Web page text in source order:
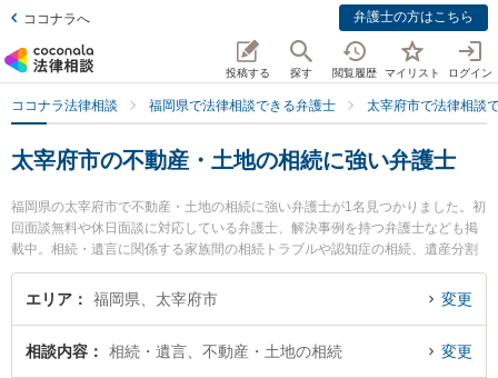
ココナラへ 弁護士の方はこちら
投稿する 探す 閲覧履歴 マイリスト ログイン
ココナラ法律相談 福岡県で法律相談できる弁護士 太宰府市で法律相談
太宰府市の不動産・土地の相続に強い弁護士
福岡県の太宰府市で不動産・土地の相続に強い弁護士が1名見つかりました。初
回面談無料や休日面談に対応している弁護士、解決事例を持つ弁護士なども掲
載中。相続・遺言に関係する家族間の相続トラブルや認知症の相続、遺産分割
等の細かな分野での絞り込み検索もでき便利です。特に椿原法律事務所の椿原
剛弁護士のプロフィール情報や弁護士費用、強みなどが注目されています。
の弁護士を検索したい』『初回相談無料で不動産・土地の相続を法律相談でき
エリア 福岡県、太宰府市 変更
相談内容 相続・遺言、不動産・土地の相続 変更